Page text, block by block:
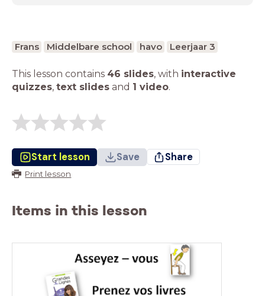
Frans Middelbare school havo Leerjaar 3
This lesson contains 46 slides, with interactive
quizzes, text slides and 1 video.
Start lesson Save Share
Print lesson
Items in this lesson